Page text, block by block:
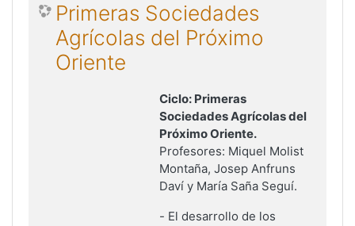
Primeras Sociedades
Agrícolas del Próximo
Oriente
Ciclo: Primeras
Sociedades Agrícolas del
Próximo Oriente.
Profesores: Miquel Molist
Montaña, Josep Anfruns
Daví y María Saña Seguí.
- El desarrollo de los